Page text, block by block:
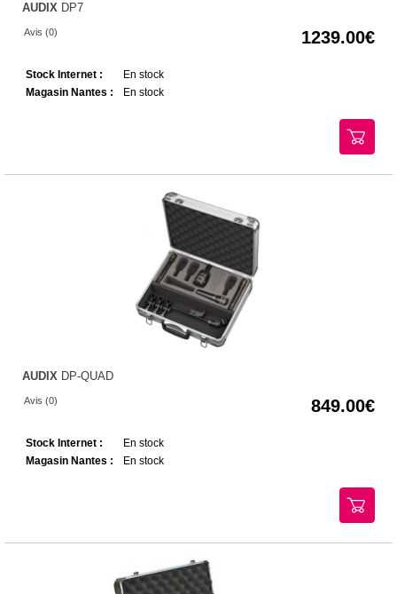
AUDIX DP7
Avis (0) 1239.00
Stock Internet :
En stock
Magasin Nantes :
En stock
AUDIX DP-QUAD
Avis (0) 849.00
Stock Internet :
En stock
Magasin Nantes :
En stock